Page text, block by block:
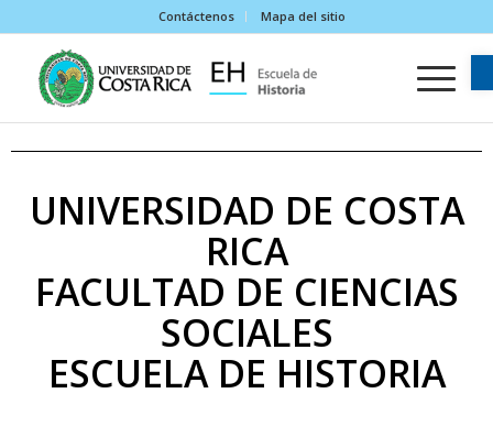
Contáctenos Mapa del sitio
UNIVERSIDAD DE COSTA
RICA
FACULTAD DE CIENCIAS
SOCIALES
ESCUELA DE HISTORIA